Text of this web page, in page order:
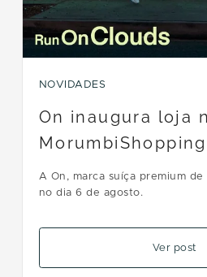
NOVIDADES
On inaugura loja
MorumbiShopping
A On, marca suíça premium
no dia 6 de agosto.
Ver post